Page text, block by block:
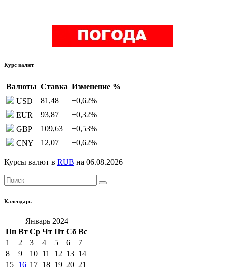
Курс валют
Валюты Ставка Изменение %
USD
81,48 +0,62%
EUR
93,87 +0,32%
GBP
109,63 +0,53%
CNY
12,07 +0,62%
Курсы валют в RUB на 06.08.2026
Календарь
Январь 2024
Пн Вт Ср Чт Пт Сб Вс
1
2 3 4 5 6
7
8
9 10 11 12 13 14
15 16 17 18 19 20 21